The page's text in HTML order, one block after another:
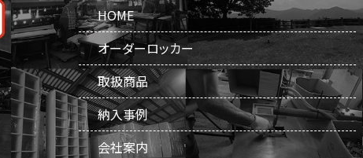
HOME
オーダーロッカー
取扱商品
納入事例
会社案内